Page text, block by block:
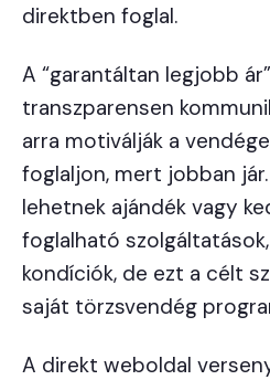
direktben foglal.
A “garantáltan legjobb
transzparensen
arra motiválják a
foglaljon, mert jobban
lehetnek ajándék vagy
foglalható
kondíciók, de ezt a célt
saját törzsvendég
A direkt weboldal